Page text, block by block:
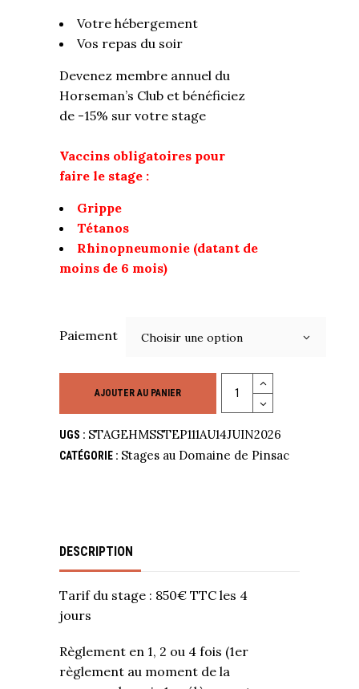
Votre hébergement
Vos repas du soir
Devenez membre annuel du
Horseman’s Club et bénéficiez
de -15% sur votre stage
Vaccins obligatoires pour
faire le stage :
Grippe
Tétanos
Rhinopneumonie (datant de
moins de 6 mois)
Paiement Choisir une option
Quantity
AJOUTER AU PANIER
UGS : STAGEHMSSTEP111AU14JUIN2026
CATÉGORIE : Stages au Domaine de Pinsac
DESCRIPTION
Tarif du stage : 850€ TTC les 4
jours
Règlement en 1, 2 ou 4 fois (1er
règlement au moment de la